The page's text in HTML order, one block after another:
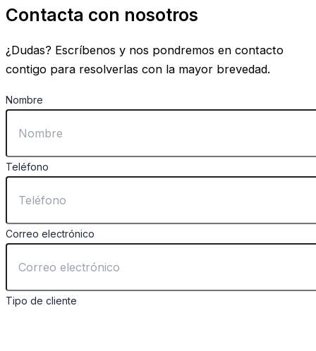
Contacta con nosotros
¿Dudas? Escríbenos y nos pondremos en contacto
contigo para resolverlas con la mayor brevedad.
Nombre
Teléfono
Correo electrónico
Tipo de cliente